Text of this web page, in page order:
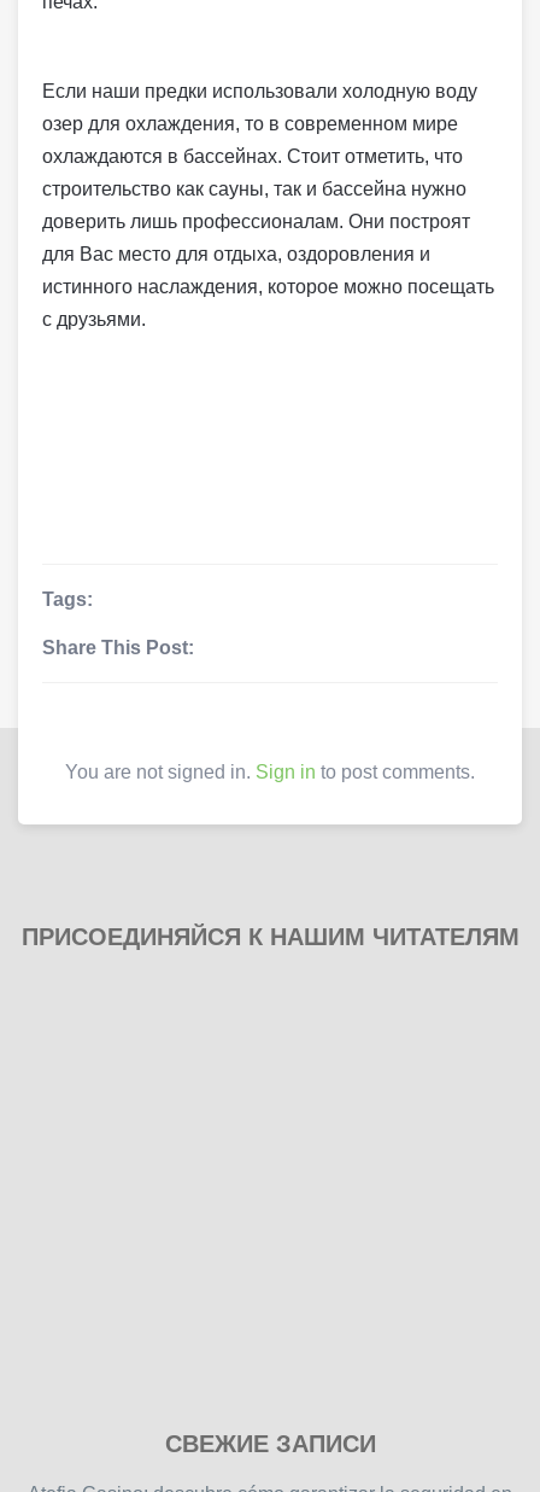
Если наши предки использовали холодную воду
озер для охлаждения, то в современном мире
охлаждаются в бассейнах. Стоит отметить, что
строительство как сауны, так и бассейна нужно
доверить лишь профессионалам. Они построят
для Вас место для отдыха, оздоровления и
истинного наслаждения, которое можно посещать
с друзьями.
Tags:
Share This Post:
You are not signed in. Sign in to post comments.
ПРИСОЕДИНЯЙСЯ К НАШИМ ЧИТАТЕЛЯМ
СВЕЖИЕ ЗАПИСИ